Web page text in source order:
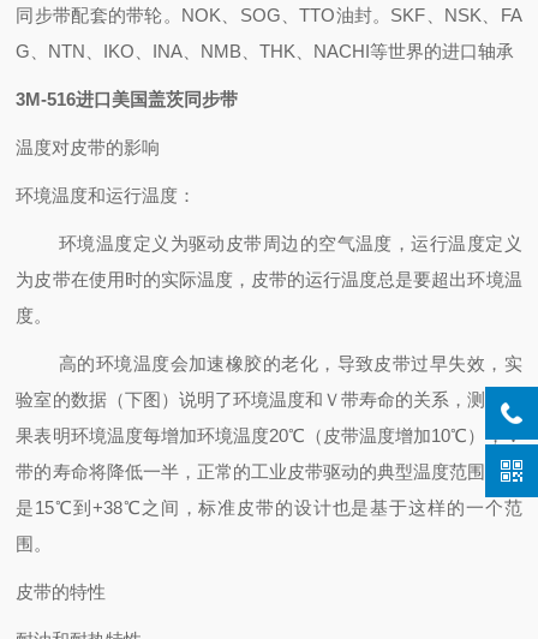
同步带配套的带轮。NOK、SOG、TTO油封。SKF、NSK、FA
G、NTN、IKO、INA、NMB、THK、NACHI等世界的进口轴承
3M-516进口美国盖茨同步带
温度对皮带的影响
环境温度和运行温度：
环境温度定义为驱动皮带周边的空气温度，运行温度定义
为皮带在使用时的实际温度，皮带的运行温度总是要超出环境温
度。
高的环境温度会加速橡胶的老化，导致皮带过早失效，实
验室的数据（下图）说明了环境温度和Ｖ带寿命的关系，测试结
果表明环境温度每增加环境温度20℃（皮带温度增加10℃），Ｖ
带的寿命将降低一半，正常的工业皮带驱动的典型温度范围应该
是15℃到+38℃之间，标准皮带的设计也是基于这样的一个范
围。
皮带的特性